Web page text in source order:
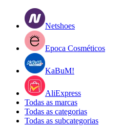
Netshoes
Epoca Cosméticos
KaBuM!
AliExpress
Todas as marcas
Todas as categorias
Todas as subcategorias